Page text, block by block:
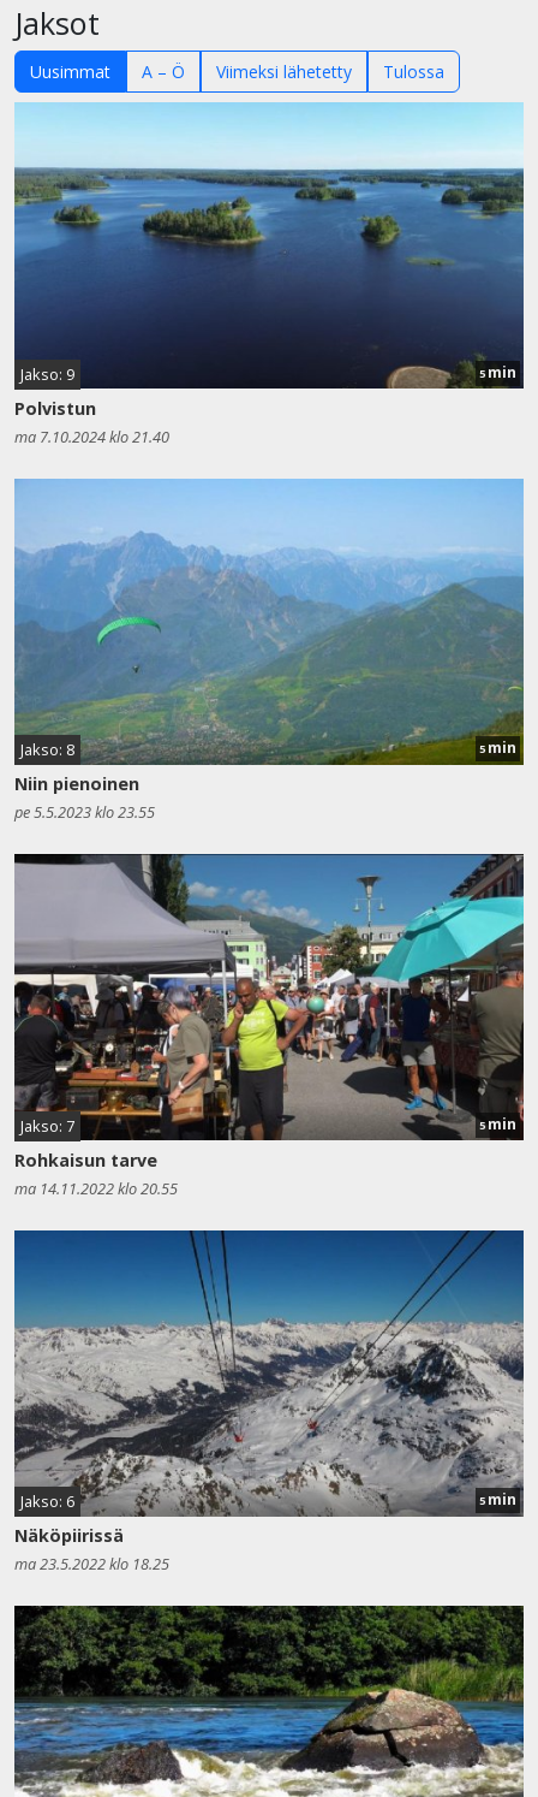
Jaksot
Uusimmat A – Ö Viimeksi lähetetty Tulossa
Jakso: 9 5 min
Polvistun
ma 7.10.2024 klo 21.40
Jakso: 8 5 min
Niin pienoinen
pe 5.5.2023 klo 23.55
Jakso: 7 5min
Rohkaisun tarve
ma 14.11.2022 klo 20.55
Jakso: 6 5 min
Näköpiirissä
ma 23.5.2022 klo 18.25